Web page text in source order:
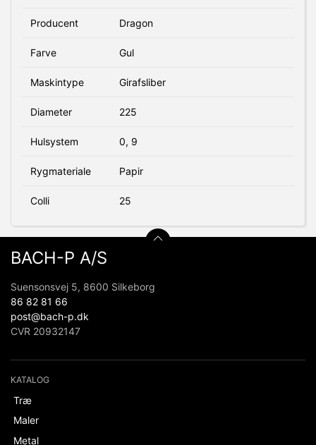
Producent Dragon
Farve Gul
Maskintype Girafsliber
Diameter 225
Hulsystem 0, 9
Rygmateriale Papir
Colli 25
BACH-P A/S
Suensonsvej 5, 8600 Silkeborg
86 82 81 66
post@bach-p.dk
CVR 20932147
KATALOG
Træ
Maler
Metal